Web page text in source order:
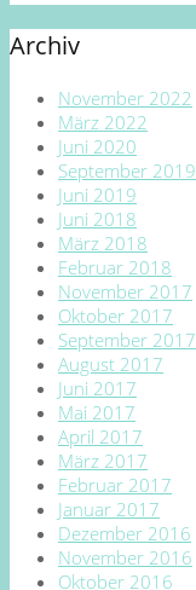
Archiv
November 2022
März 2022
Juni 2020
September 2019
Juni 2019
Juni 2018
März 2018
Februar 2018
November 2017
Oktober 2017
September 2017
August 2017
Juni 2017
Mai 2017
April 2017
März 2017
Februar 2017
Januar 2017
Dezember 2016
November 2016
Oktober 2016